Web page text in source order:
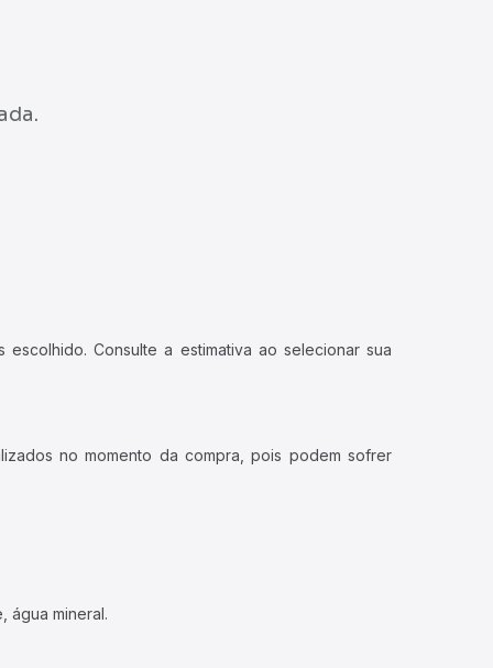
Consulte a estimativa ao selecionar sua
no momento da compra, pois podem sofrer
água mineral.